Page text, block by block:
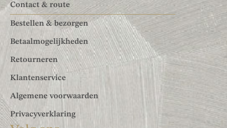
Contact & route
Bestellen & bezorgen
Betaalmogelijkheden
Retourneren
Klantenservice
Algemene voorwaarden
Privacyverklaring